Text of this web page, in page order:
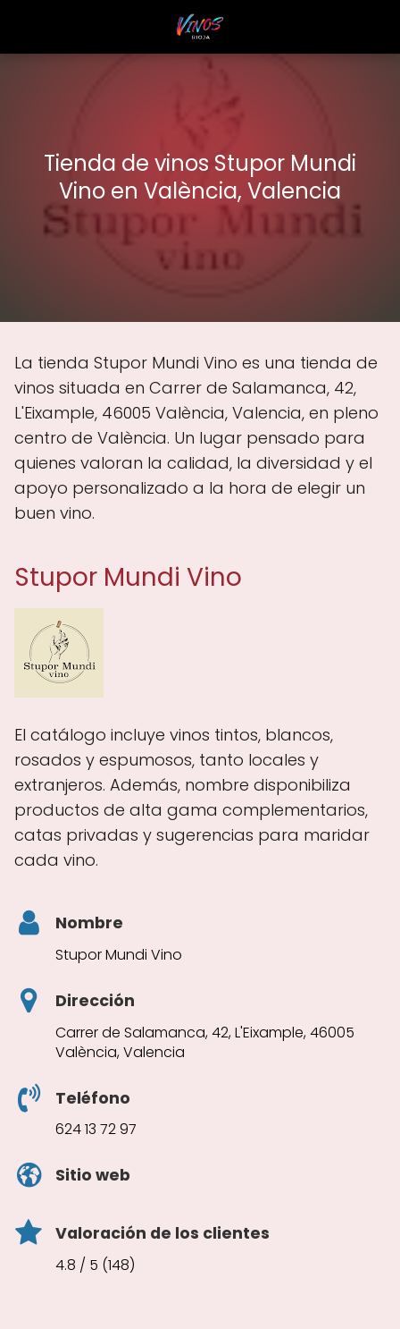
Tienda de vinos Stupor Mundi
Vino en València, Valencia
La tienda Stupor Mundi Vino es una tienda de
vinos situada en Carrer de Salamanca, 42,
L'Eixample, 46005 València, Valencia, en pleno
centro de València. Un lugar pensado para
quienes valoran la calidad, la diversidad y el
apoyo personalizado a la hora de elegir un
buen vino.
Stupor Mundi Vino
El catálogo incluye vinos tintos, blancos,
rosados y espumosos, tanto locales y
extranjeros. Además, nombre disponibiliza
productos de alta gama complementarios,
catas privadas y sugerencias para maridar
cada vino.
Nombre
Stupor Mundi Vino
Dirección
Carrer de Salamanca, 42, L'Eixample, 46005
València, Valencia
Teléfono
624 13 72 97
Sitio web
Valoración de los clientes
4.8 / 5 (148)